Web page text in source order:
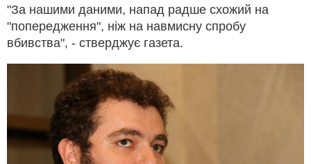
"За нашими даними, напад радше схожий на
"попередження", ніж на навмисну спробу
вбивства", - стверджує газета.